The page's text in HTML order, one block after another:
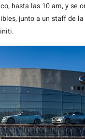
hasta las 10 am, y
junto a un staff de